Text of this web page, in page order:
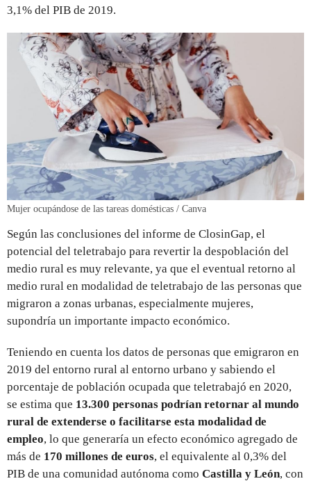
3,1% del PIB de 2019.
Mujer ocupándose de las tareas domésticas / Canva
Según las conclusiones del informe de ClosinGap, el
potencial del teletrabajo para revertir la despoblación del
medio rural es muy relevante, ya que el eventual retorno al
medio rural en modalidad de teletrabajo de las personas que
migraron a zonas urbanas, especialmente mujeres,
supondría un importante impacto económico.
Teniendo en cuenta los datos de personas que emigraron en
2019 del entorno rural al entorno urbano y sabiendo el
porcentaje de población ocupada que teletrabajó en 2020,
se estima que 13.300 personas podrían retornar al mundo
rural de extenderse o facilitarse esta modalidad de
empleo, lo que generaría un efecto económico agregado de
más de 170 millones de euros, el equivalente al 0,3% del
PIB de una comunidad autónoma como Castilla y León, con